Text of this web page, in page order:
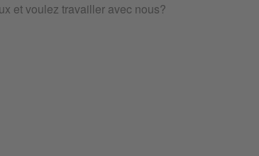
et voulez travailler avec nous?